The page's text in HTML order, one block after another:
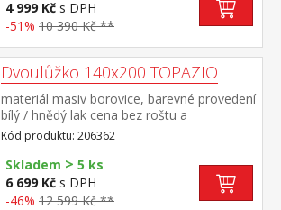
4 999 Kč s DPH
-51% 10 390 Kč **
Dvoulůžko 140x200 TOPAZIO
materiál masiv borovice, barevné provedení
bílý / hnědý lak cena bez roštu a
matrace doporučený rozměr matrace 140 ×
200 cm a rošt R3 vhodný doplněk úložný
prostor 8009B
Kód produktu: 206362
Skladem > 5 ks
6 699 Kč s DPH
-46% 12 599 Kč **